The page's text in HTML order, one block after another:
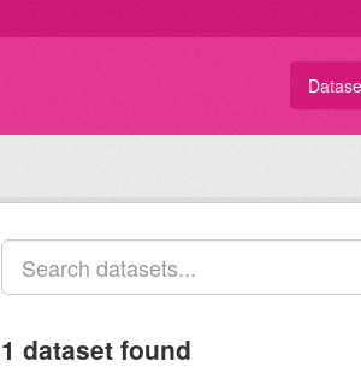
1 dataset found